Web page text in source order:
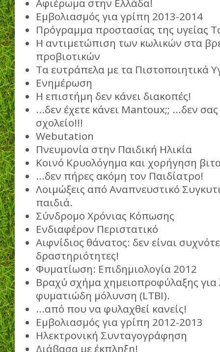
Αφιέρωμα στην Ελλάδα!
Εμβολιασμός για γρίπη 2013-2014
Πρόγραμμα προστασίας της υγείας
Η αντιμετώπιση των κωλικών στα
προβιοτικών
Τα ευτράπελα με τα Πιστοποιητικά
Ενημέρωση
Η επιστήμη δεν κάνει διακοπές!
...δεν έχετε κάνει Mantoux;; ...δεν
σχολείο!!!
Webutation
Πνευμονία στην Παιδική Ηλικία
Κοινό Κρυολόγημα και χορήγηση
...δεν πήρες ακόμη τον Παιδίατρο!
Λοιμώξεις από Αναπνευστικό
παιδιά.
Σύνδρομο Χρόνιας Κόπωσης
Ενδιαφέρον Περιστατικό
Αιφνίδιος θάνατος: δεν είναι
δραστηριότητες!
Φυματίωση: Επιδημιολογία 2012
Βραχύ σχήμα χημειοπροφύλαξης
φυματιώδη μόλυνση (LTBI).
...από που να φυλαχθεί κανείς!
Εμβολιασμός για γρίπη 2012-2013
Ηλεκτρονική Συνταγογράφηση
Διάβασα με έκπληξη!